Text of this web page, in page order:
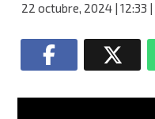
22 octubre, 2024 | 12:33 |